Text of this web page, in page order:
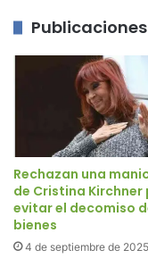
Rechazan una
de Cristina Kirchner
evitar el decomiso
bienes
4 de septiembre de 2025